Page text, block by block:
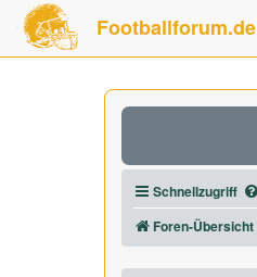
Footballforum.de
Schnellzugriff
Foren-Übersicht